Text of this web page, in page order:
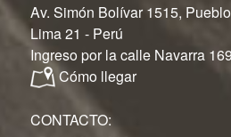
Av. Simón Bolívar 1515,
Lima 21 - Perú
Ingreso por la calle Navarra
Cómo llegar
CONTACTO: